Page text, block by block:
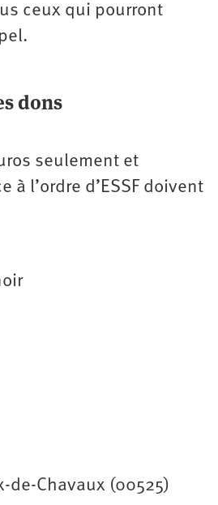
ceux qui pourront
dons
seulement et
à l’ordre d’ESSF doivent
de-Chavaux (00525)